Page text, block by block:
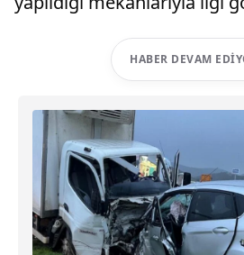
HABER DEVAM